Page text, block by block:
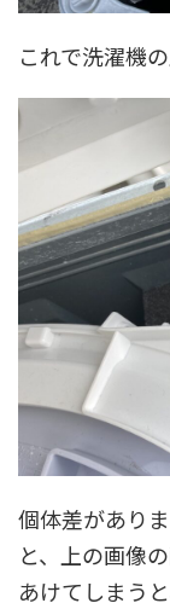
これで洗濯機
個体差があり
と、上の画像
あけてしまう